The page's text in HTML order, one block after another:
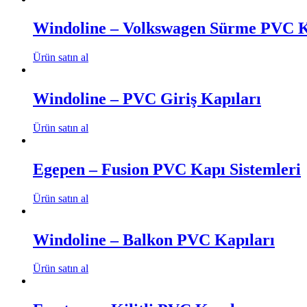
Windoline – Volkswagen Sürme PVC
Ürün satın al
Windoline – PVC Giriş Kapıları
Ürün satın al
Egepen – Fusion PVC Kapı Sistemleri
Ürün satın al
Windoline – Balkon PVC Kapıları
Ürün satın al